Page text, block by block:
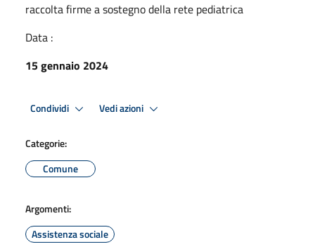
raccolta firme a sostegno della rete pediatrica
Data :
15 gennaio 2024
Condividi Vedi azioni
Categorie:
Comune
Argomenti:
Assistenza sociale